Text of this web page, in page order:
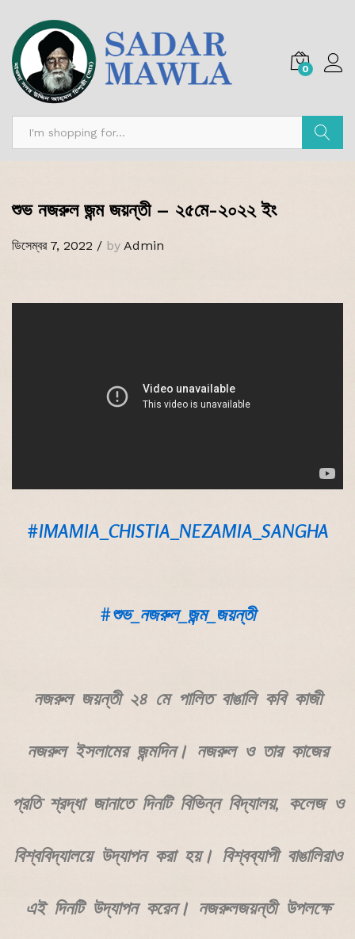
0
শুভ নজরুল জন্ম জয়ন্তী – ২৫মে-২০২২ ইং
ডিসেম্বর 7, 2022 / by Admin
#IMAMIA_CHISTIA_NEZAMIA_SANGHA
#শুভ_নজরুল_জন্ম_জয়ন্তী
নজরুল জয়ন্তী ২৪ মে পালিত বাঙালি কবি কাজী
নজরুল ইসলামের জন্মদিন। নজরুল ও তার কাজের
প্রতি শ্রদ্ধা জানাতে দিনটি বিভিন্ন বিদ্যালয়, কলেজ ও
বিশ্ববিদ্যালয়ে উদ্‌যাপন করা হয়। বিশ্বব্যাপী বাঙালিরাও
এই দিনটি উদ্‌যাপন করেন। নজরুলজয়ন্তী উপলক্ষে